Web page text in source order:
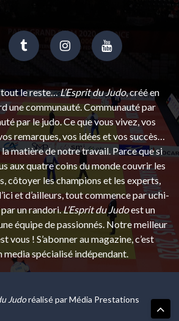
tout le reste…L’Esprit du Judo, créé en
une communauté. Communauté par
par le judo. Ce que vous vivez, vos
remarques, vos idées et vos succès…
matière de notre travail. Parce que si
aux quatre coins du monde couvrir les
côtoyer les champions et les experts,
et d’ailleurs, tout commence par uchi-
un randori.L’Esprit du Judoest un
équipe de passionnés. Notre meilleur
vous ! S’abonner au magazine, c’est
media spécialisé indépendant.
Judoréalisé parMédia Prestations